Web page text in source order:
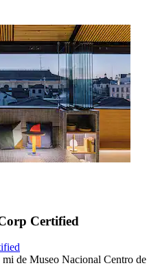
Certified
de Museo Nacional Centro de